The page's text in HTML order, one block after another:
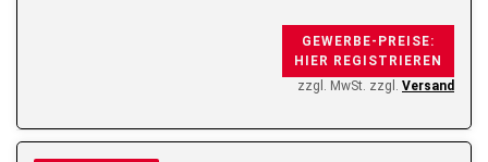
GEWERBE-PREISE:
HIER REGISTRIEREN
zzgl. MwSt. zzgl. Versand